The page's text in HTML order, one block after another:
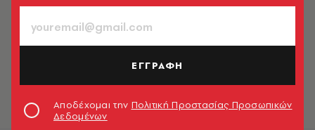
ΕΛΛΑΔΑ
Πάσχα 2021: Πώς θα κινηθούν
τραμΕΓΓΡΑΦΗ
Αποδέχομαι την Πολιτική Προστασίας Προσωπικών
Δεδομένων